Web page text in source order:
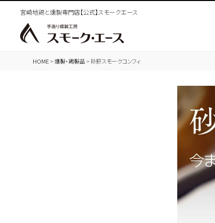
宮崎地鶏と燻製専門店【公式】スモークエース
HOME 燻製・鶏製品 砂肝スモークコンフィ